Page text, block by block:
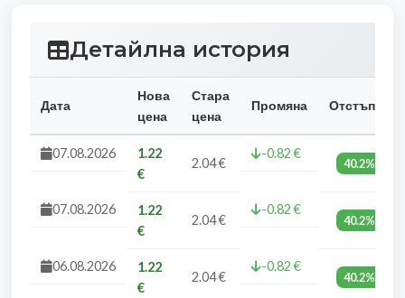
Детайлна история
Дата
Нова
цена
Стара
цена
Промяна Отстъпка
07.08.2026
1.22
€
2.04 €
-0.82 €
40.2%
07.08.2026
1.22
€
2.04 €
-0.82 €
40.2%
06.08.2026
1.22
€
2.04 €
-0.82 €
40.2%